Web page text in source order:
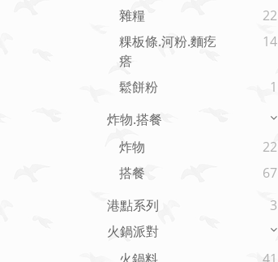
雜糧
22
粿板條.河粉.麵疙
瘩
14
鬆餅粉
1
炸物.搭餐
炸物
22
搭餐
67
港點系列
3
火鍋派對